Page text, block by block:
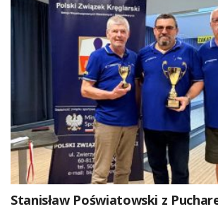
Stanisław Poświatowski z